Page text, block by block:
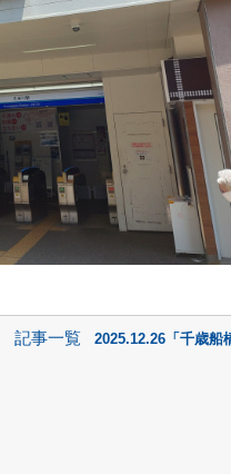
記事一覧 2025.12.26「千歳